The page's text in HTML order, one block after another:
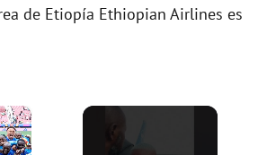
de Etiopía Ethiopian Airlines es
×